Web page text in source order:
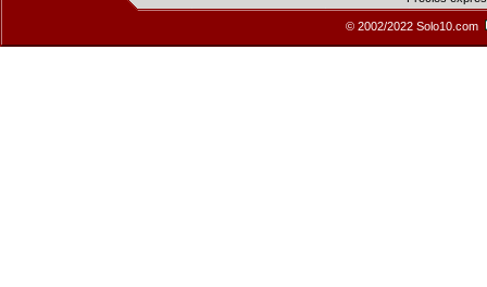
© 2002/2022 Solo10.com